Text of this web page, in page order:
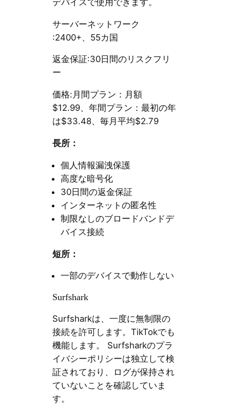
サーバーネットワーク
:2400+、55カ国
返金保証:30日間のリスクフリ
ー
価格:月間プラン：月額
$12.99、年間プラン：最初の年
は$33.48、毎月平均$2.79
長所：
個人情報漏洩保護
高度な暗号化
30日間の返金保証
インターネットの匿名性
制限なしのブロードバンドデ
バイス接続
短所：
一部のデバイスで動作しない
Surfshark
Surfsharkは、一度に無制限の
接続を許可します。TikTokでも
機能します。 Surfsharkのプラ
イバシーポリシーは独立して検
証されており、ログが保持され
ていないことを確認していま
す。